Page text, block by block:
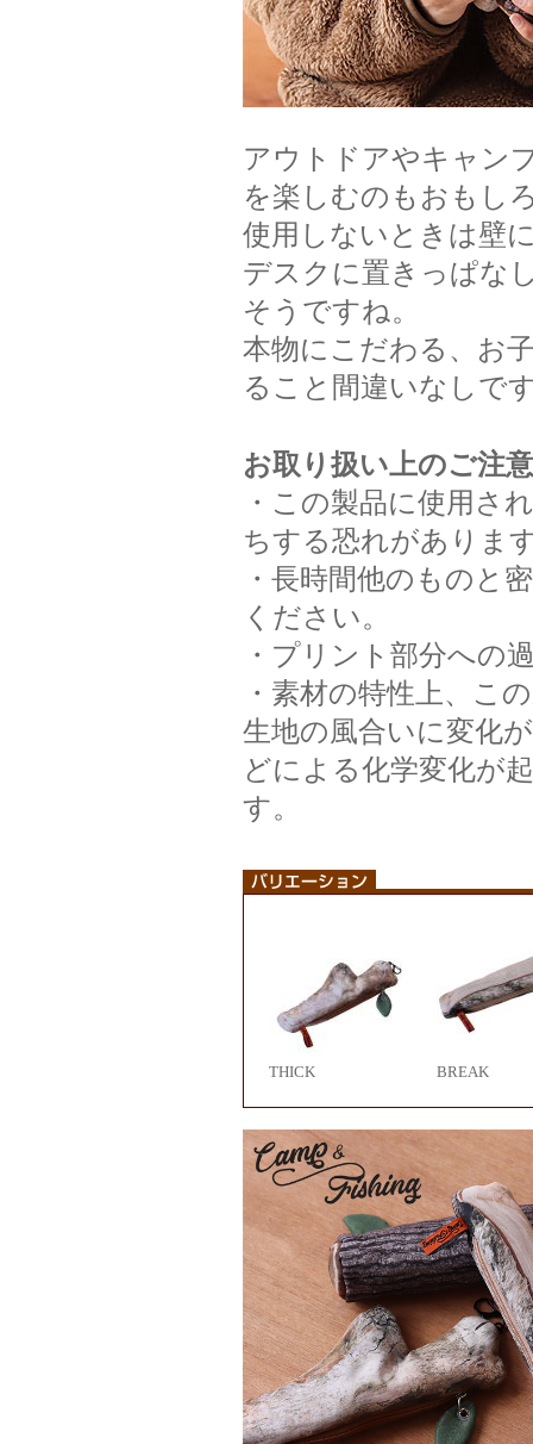
アウトドアやキャン
を楽しむのもおもし
使用しないときは壁
デスクに置きっぱな
そうですね。
本物にこだわる、お
ること間違いなしで
お取り扱い上のご注意
・この製品に使用さ
ちする恐れがありま
・長時間他のものと
ください。
・プリント部分への
・素材の特性上、こ
生地の風合いに変化
どによる化学変化が
す。
THICK BREAK